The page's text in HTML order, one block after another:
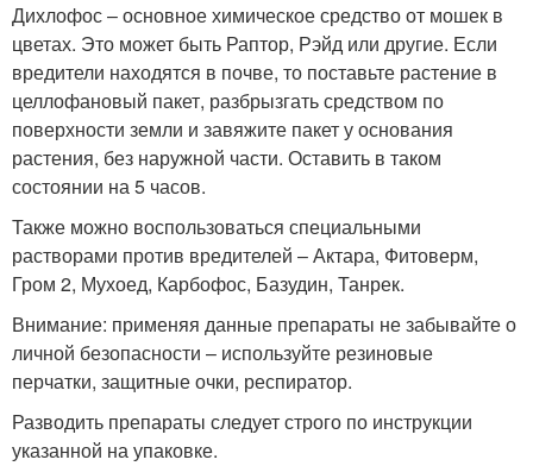
Дихлофос – основное химическое средство от мошек в
цветах. Это может быть Раптор, Рэйд или другие. Если
вредители находятся в почве, то поставьте растение в
целлофановый пакет, разбрызгать средством по
поверхности земли и завяжите пакет у основания
растения, без наружной части. Оставить в таком
состоянии на 5 часов.
Также можно воспользоваться специальными
растворами против вредителей – Актара, Фитоверм,
Гром 2, Мухоед, Карбофос, Базудин, Танрек.
Внимание: применяя данные препараты не забывайте о
личной безопасности – используйте резиновые
перчатки, защитные очки, респиратор.
Разводить препараты следует строго по инструкции
указанной на упаковке.